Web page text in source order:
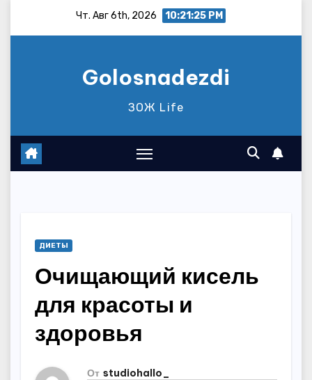
Чт. Авг 6th, 2026 10:21:26 PM
Golosnadezdi
ЗОЖ Life
ДИЕТЫ
Очищающий кисель
для красоты и
здоровья
От studiohallo_